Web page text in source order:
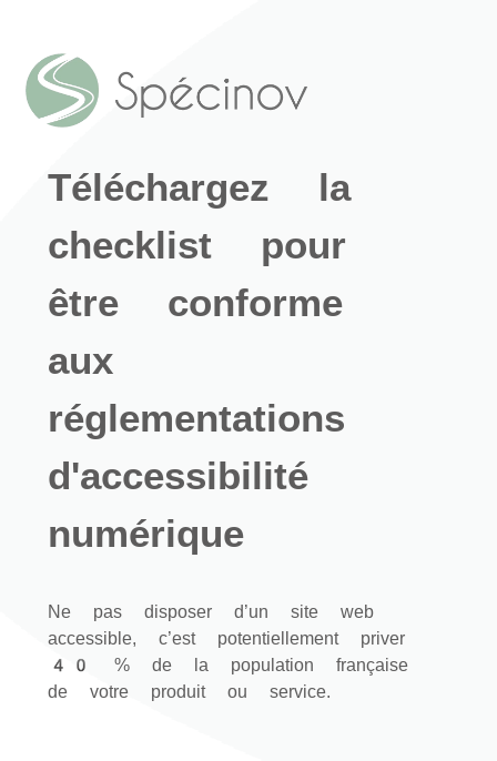
Téléchargez la
checklist pour
être conforme
aux
réglementations
d'accessibilité
numérique
Ne pas disposer d’un site web
accessible, c’est potentiellement priver
40 % de la population française
de votre produit ou service.